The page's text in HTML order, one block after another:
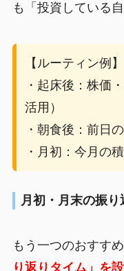
も「投資している
【ルーティン例】
・起床後：株価
活用）
・朝食後：前日
・月初：今月の
月初・月末の振り
もう一つのおすすめ
り返りタイム」を